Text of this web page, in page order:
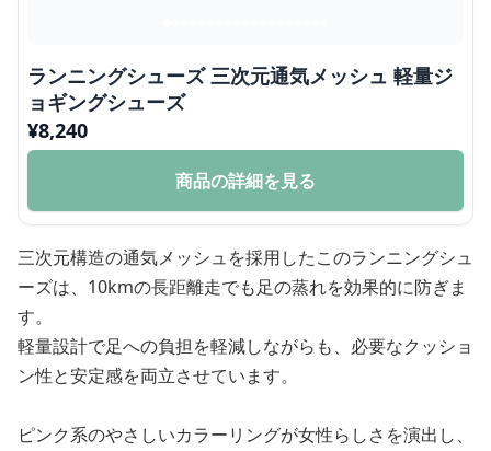
ランニングシューズ 三次元通気メッシュ 軽量ジ
ョギングシューズ
¥8,240
商品の詳細を見る
三次元構造の通気メッシュを採用したこのランニングシュ
ーズは、10kmの長距離走でも足の蒸れを効果的に防ぎま
す。
軽量設計で足への負担を軽減しながらも、必要なクッショ
ン性と安定感を両立させています。
ピンク系のやさしいカラーリングが女性らしさを演出し、